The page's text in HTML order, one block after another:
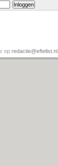
op redactie@eftelist.nl